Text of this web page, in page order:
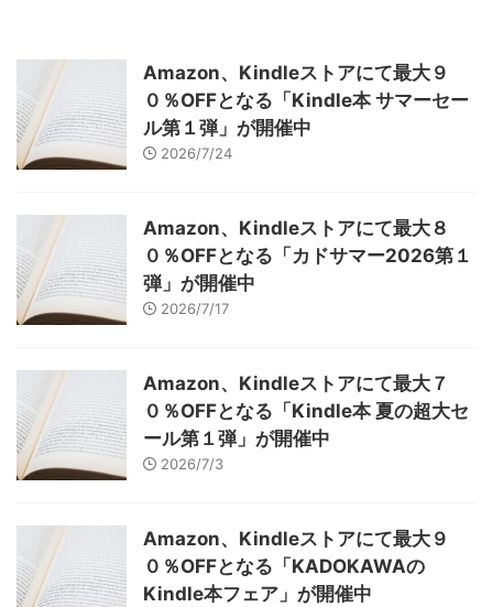
Amazon、Kindleストアにて最大９
０％OFFとなる「Kindle本 サマーセー
ル第１弾」が開催中
2026/7/24
Amazon、Kindleストアにて最大８
０％OFFとなる「カドサマー2026第１
弾」が開催中
2026/7/17
Amazon、Kindleストアにて最大７
０％OFFとなる「Kindle本 夏の超大セ
ール第１弾」が開催中
2026/7/3
Amazon、Kindleストアにて最大９
０％OFFとなる「KADOKAWAの
Kindle本フェア」が開催中